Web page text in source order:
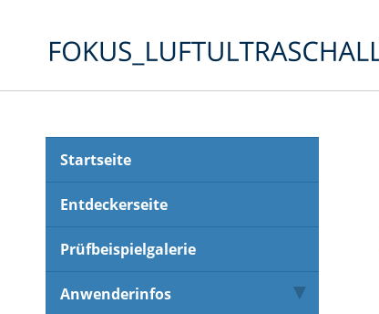
Startseite
Entdeckerseite
Prüfbeispielgalerie
Anwenderinfos